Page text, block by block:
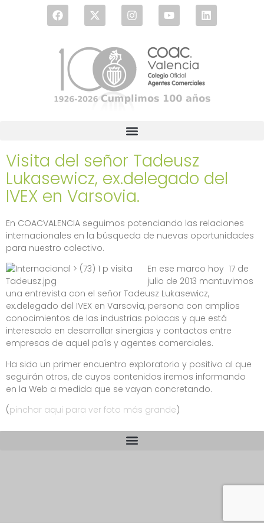
Visita del señor Tadeusz
Lukasewicz, ex.delegado del
IVEX en Varsovia.
En COACVALENCIA seguimos potenciando las relaciones
internacionales en la búsqueda de nuevas oportunidades
para nuestro colectivo.
En ese marco hoy 17 de
julio de 2013 mantuvimos
una entrevista con el señor Tadeusz Lukasewicz,
ex.delegado del IVEX en Varsovia, persona con amplios
conocimientos de las industrias polacas y que está
interesado en desarrollar sinergias y contactos entre
empresas de aquel país y agentes comerciales.
Ha sido un primer encuentro exploratorio y positivo al que
seguirán otros, de cuyos contenidos iremos informando
en la Web a medida que se vayan concretando.
(pinchar aqui para ver foto más grande)